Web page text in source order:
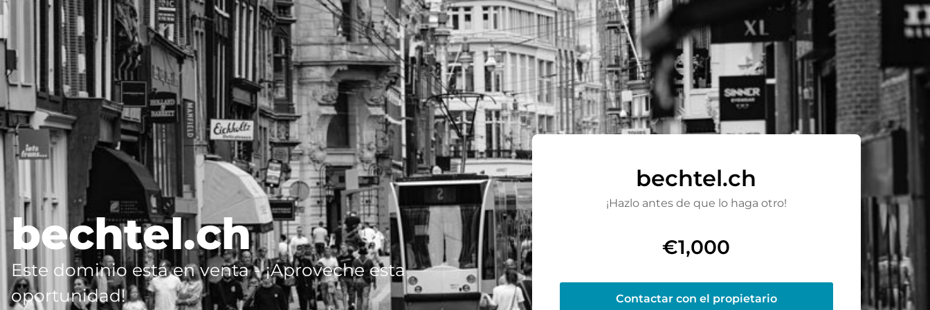
bechtel.ch
Este dominio está en venta - ¡Aproveche esta
oportunidad!
bechtel.ch
¡Hazlo antes de que lo haga otro!
€1,000
Contactar con el propietario